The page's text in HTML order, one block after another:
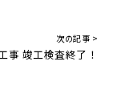
次の記事 >
事 竣工検査終了！